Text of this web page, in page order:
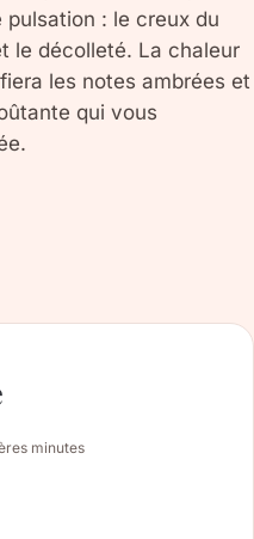
: le creux du
le décolleté. La chaleur
les notes ambrées et
qui vous
minutes